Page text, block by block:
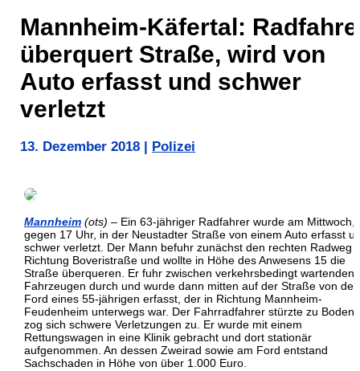
Mannheim-Käfertal:
überquert Straße, wird von
Auto erfasst und schwer
verletzt
13. Dezember 2018 Polizei
Mannheim (ots) – Ein 63-jähriger Radfahrer wurde am Mittwoch,
gegen 17 Uhr, in der Neustadter Straße von einem Auto erfasst
schwer verletzt. Der Mann befuhr zunächst den rechten Radweg
Richtung Boveristraße und wollte in Höhe des Anwesens 15 die
Straße überqueren. Er fuhr zwischen verkehrsbedingt wartenden
Fahrzeugen durch und wurde dann mitten auf der Straße von
Ford eines 55-jährigen erfasst, der in Richtung Mannheim-
Feudenheim unterwegs war. Der Fahrradfahrer stürzte zu Boden
zog sich schwere Verletzungen zu. Er wurde mit einem
Rettungswagen in eine Klinik gebracht und dort stationär
aufgenommen. An dessen Zweirad sowie am Ford entstand
Sachschaden in Höhe von über 1.000 Euro.